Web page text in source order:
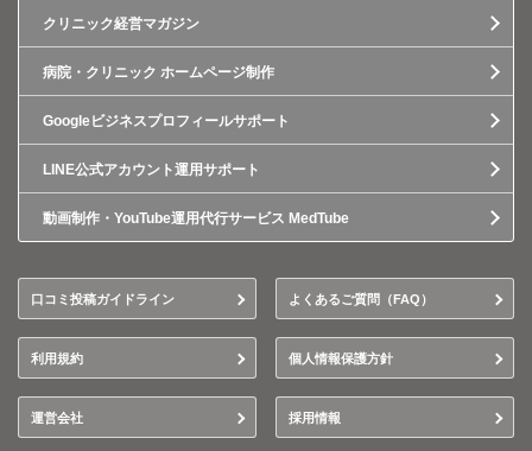
クリニック経営マガジン
病院・クリニック ホームページ制作
Googleビジネスプロフィールサポート
LINE公式アカウント運用サポート
動画制作・YouTube運用代行サービス MedTube
口コミ投稿ガイドライン よくあるご質問（FAQ）
利用規約 個人情報保護方針
運営会社 採用情報